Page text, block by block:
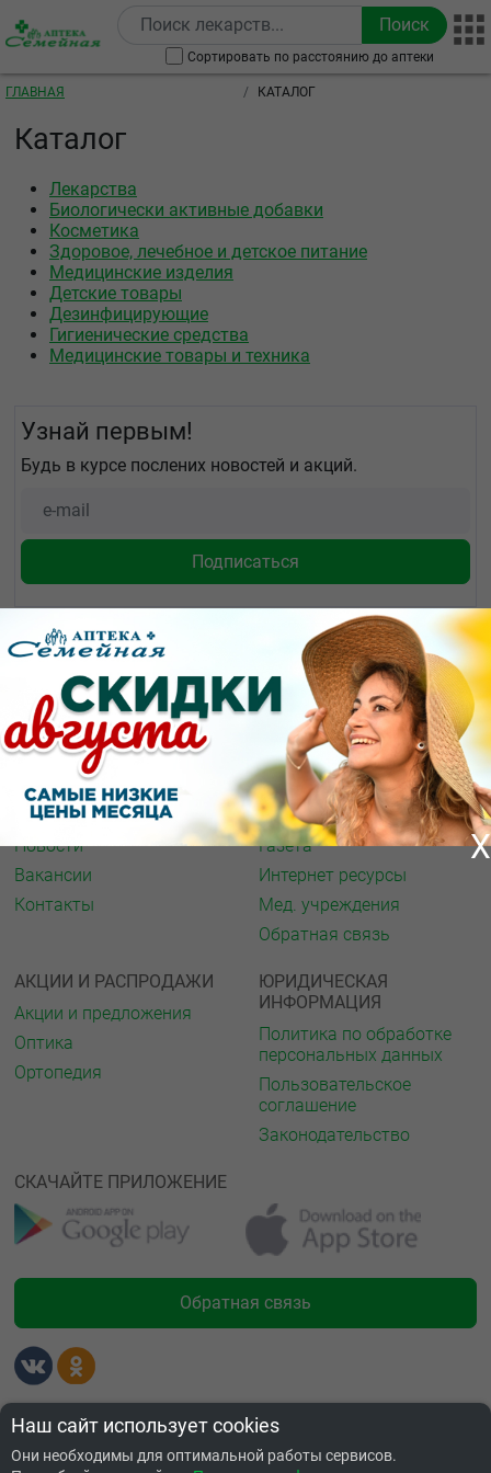
Сортировать по расстоянию до аптеки
Строка навигации
ГЛАВНАЯ КАТАЛОГ
Каталог
Лекарства
Биологически активные добавки
Косметика
Здоровое, лечебное и детское питание
Медицинские изделия
Детские товары
Дезинфицирующие
Гигиенические средства
Медицинские товары и техника
Узнай первым!
Будь в курсе послених новостей и акций.
X
О КОМПАНИИ
О нас
Акции
Архив акций
Новости
Вакансии
Контакты
ИНФОРМАЦИЯ
Аптечная справка
Адреса аптек
Спорт и фитнес
Газета
Интернет ресурсы
Мед. учреждения
Обратная связь
АКЦИИ И РАСПРОДАЖИ
Акции и предложения
Оптика
Ортопедия
ЮРИДИЧЕСКАЯ
ИНФОРМАЦИЯ
Политика по обработке
персональных данных
Пользовательское
соглашение
Законодательство
СКАЧАЙТЕ ПРИЛОЖЕНИЕ
Обратная связь
Лицензии
Наш сайт использует cookies
Они необходимы для оптимальной работы сервисов.